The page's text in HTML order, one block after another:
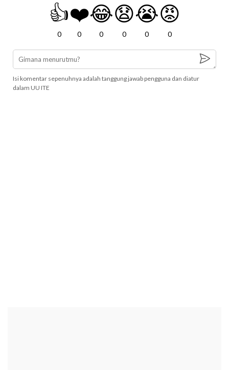
👍
0
❤️
0
😂
0
😧
0
😭
0
😡
0
Isi komentar sepenuhnya adalah tanggung jawab pengguna dan diatur
dalam UU ITE